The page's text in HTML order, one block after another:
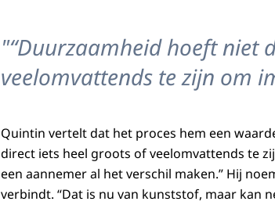
"“Duurzaamheid hoeft niet
veelomvattends te zijn om
Quintin vertelt dat het proces hem een
direct iets heel groots of veelomvattends te
een aannemer al het verschil maken.” Hij
verbindt. “Dat is nu van kunststof, maar kan